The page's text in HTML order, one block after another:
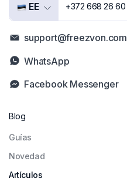
EE +372 668 26 60
support@freezvon.com
Facebook Messenger
WhatsApp
Blog
Guías
Novedad
Artículos